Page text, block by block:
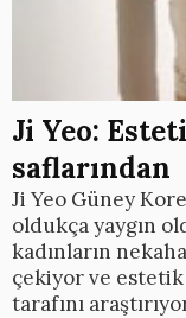
Ji Yeo:
saflarından
Ji Yeo Güney
oldukça yaygın
kadınların
çekiyor ve
tarafını